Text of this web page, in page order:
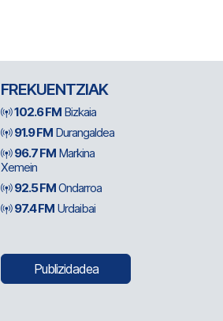
FREKUENTZIAK
102.6 FM Bizkaia
91.9 FM Durangaldea
96.7 FM Markina
Xemein
92.5 FMOndarroa
97.4 FM Urdaibai
Publizidadea